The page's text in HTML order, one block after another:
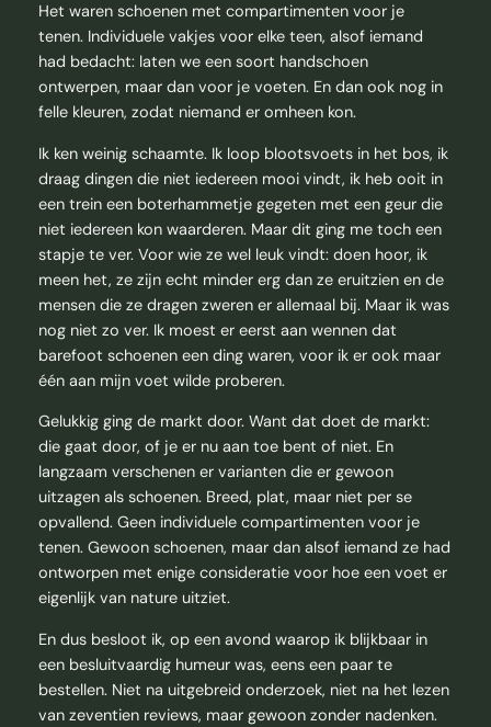
Het waren schoenen met compartimenten voor je
tenen. Individuele vakjes voor elke teen, alsof iemand
had bedacht: laten we een soort handschoen
ontwerpen, maar dan voor je voeten. En dan ook nog in
felle kleuren, zodat niemand er omheen kon.
Ik ken weinig schaamte. Ik loop blootsvoets in het bos, ik
draag dingen die niet iedereen mooi vindt, ik heb ooit in
een trein een boterhammetje gegeten met een geur die
niet iedereen kon waarderen. Maar dit ging me toch een
stapje te ver. Voor wie ze wel leuk vindt: doen hoor, ik
meen het, ze zijn echt minder erg dan ze eruitzien en de
mensen die ze dragen zweren er allemaal bij. Maar ik was
nog niet zo ver. Ik moest er eerst aan wennen dat
barefoot schoenen een ding waren, voor ik er ook maar
één aan mijn voet wilde proberen.
Gelukkig ging de markt door. Want dat doet de markt:
die gaat door, of je er nu aan toe bent of niet. En
langzaam verschenen er varianten die er gewoon
uitzagen als schoenen. Breed, plat, maar niet per se
opvallend. Geen individuele compartimenten voor je
tenen. Gewoon schoenen, maar dan alsof iemand ze had
ontworpen met enige consideratie voor hoe een voet er
eigenlijk van nature uitziet.
En dus besloot ik, op een avond waarop ik blijkbaar in
een besluitvaardig humeur was, eens een paar te
bestellen. Niet na uitgebreid onderzoek, niet na het lezen
van zeventien reviews, maar gewoon zonder nadenken.